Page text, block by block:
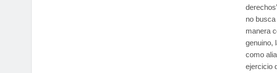
no
manera
genuino,
como
ejercicio